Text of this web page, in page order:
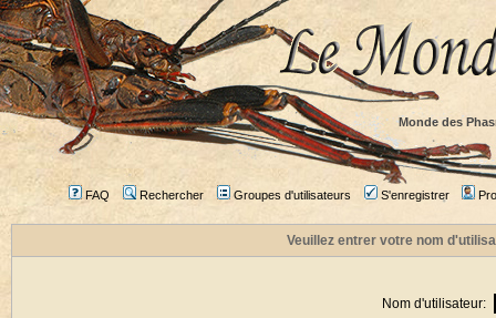
Monde des
FAQ Rechercher Groupes d'utilisateurs S'enregistrer
Veuillez entrer votre nom
Nom d'utilisateur: